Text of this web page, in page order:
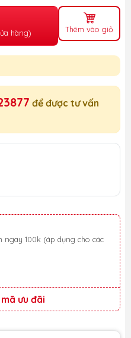
hàng) Thêm vào giỏ
để được tư vấn
ưu đãi